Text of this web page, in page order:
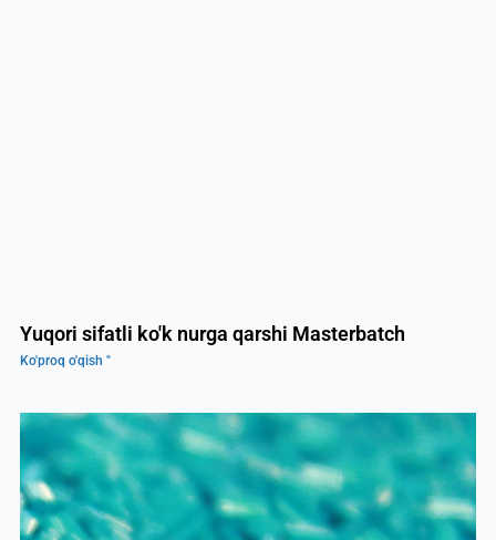
Yuqori sifatli ko'k nurga qarshi Masterbatch
Ko'proq o'qish "